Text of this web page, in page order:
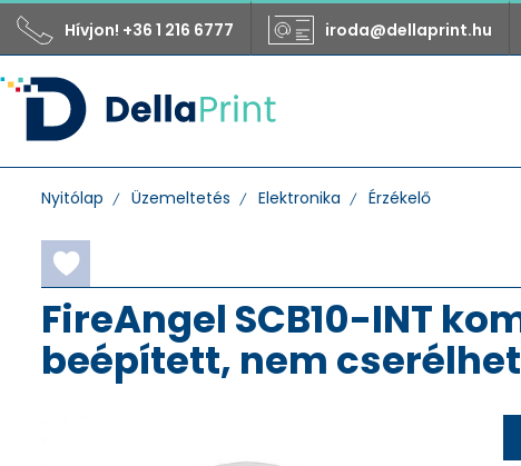
Hívjon! +36 1 216 6777 iroda@dellaprint.hu
Nyitólap Üzemeltetés Elektronika Érzékelő
FireAngel SCB10-INT
beépített, nem